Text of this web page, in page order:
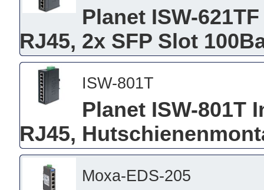
Planet ISW-
RJ45, 2x SFP Slot
ISW-801T
Planet ISW-801T
RJ45,
Moxa-EDS-205